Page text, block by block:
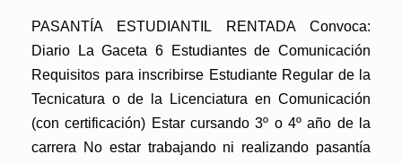
PASANTÍA ESTUDIANTIL RENTADA Convoca:
Diario La Gaceta 6 Estudiantes de Comunicación
Requisitos para inscribirse Estudiante Regular de la
Tecnicatura o de la Licenciatura en Comunicación
(con certificación) Estar cursando 3º o 4º año de la
carrera No estar trabajando ni realizando pasantía